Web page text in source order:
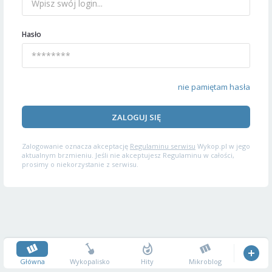
Hasło
nie pamiętam hasła
ZALOGUJ SIĘ
Zalogowanie oznacza akceptację Regulaminu serwisu Wykop.pl w jego
aktualnym brzmieniu. Jeśli nie akceptujesz Regulaminu w całości,
prosimy o niekorzystanie z serwisu.
Główna Wykopalisko Hity Mikroblog